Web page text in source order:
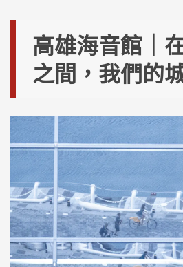
高雄海音館｜
之間，我們的